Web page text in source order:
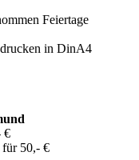
Feiertage
in DinA4
€
für 50,- €